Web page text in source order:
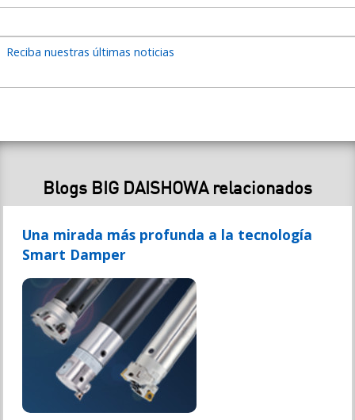
Reciba nuestras últimas noticias
Blogs BIG DAISHOWA relacionados
Una mirada más profunda a la tecnología
Smart Damper